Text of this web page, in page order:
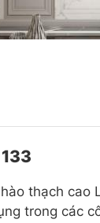
thạch cao
trong các